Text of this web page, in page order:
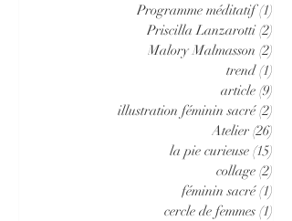
Programme méditatif (1)
Priscilla Lanzarotti (2)
Malory Malmasson (2)
trend (1)
article (9)
illustration féminin sacré (2)
Atelier (26)
la pie curieuse (15)
collage (2)
féminin sacré (1)
cercle de femmes (1)